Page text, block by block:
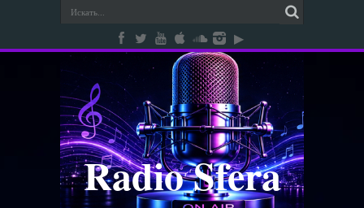
Radio Sfera